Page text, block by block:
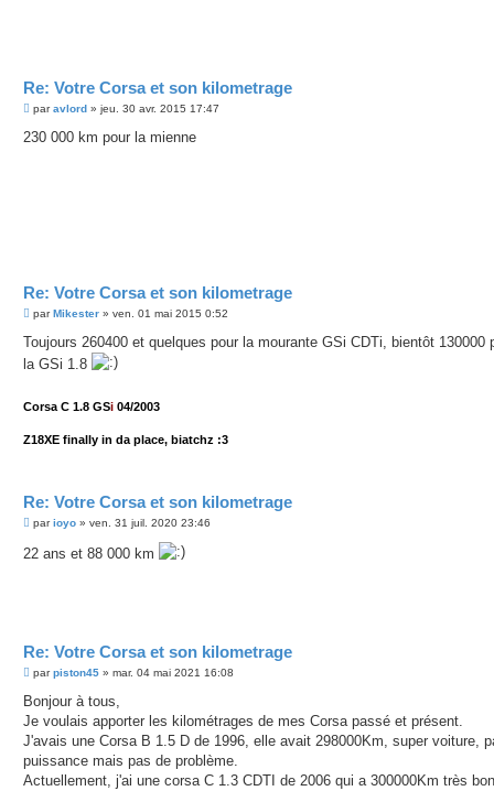
Re: Votre Corsa et son kilometrage
M
s
paravlord » jeu. 30 avr. 2015 17:47
230 000 km pour la mienne
Re: Votre Corsa et son kilometrage
M
s
a
par Mikester » ven. 01 mai 2015 0:52
Toujours 260400 et quelques pour la mourante GSi CDTi, bientôt 130000
la GSi 1.8
Corsa C 1.8 GSi 04/2003
Z18XE finally in da place, biatchz :3
Re: Votre Corsa et son kilometrage
M
s
s
parioyo » ven. 31 juil. 2020 23:46
22 ans et 88 000 km
Re: Votre Corsa et son kilometrage
M
s
a
g
parpiston45 » mar. 04 mai 2021 16:08
Bonjour à tous,
Je voulais apporter les kilométrages de mes Corsa passé et présent.
J'avais une Corsa B 1.5 D de 1996, elle avait 298000Km, super voiture,
puissance mais pas de problème.
Actuellement, j'ai une corsa C 1.3 CDTI de 2006 qui a 300000Km très